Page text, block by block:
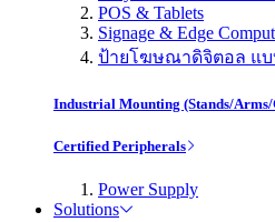
POS & Tablets
Signage & Edge
ป้ายโฆษณาดิจิตอล แบบ
Industrial Mounting (Stands/
Certified Peripherals
Power Supply
Solutions